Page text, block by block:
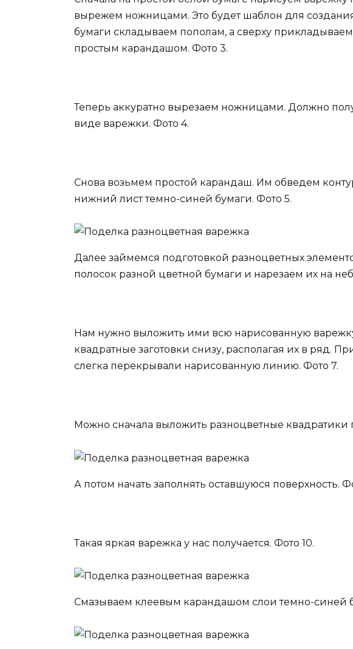
вырежем ножницами. Это будет шаблон для
бумаги складываем пополам, а сверху
простым карандашом. Фото 3.
Теперь аккуратно вырезаем ножницами. Должно
виде варежки. Фото 4.
Снова возьмем простой карандаш. Им обведем
нижний лист темно-синей бумаги. Фото 5.
Далее займемся подготовкой разноцветных
полосок разной цветной бумаги и нарезаем их на
Нам нужно выложить ими всю нарисованную
квадратные заготовки снизу, располагая их в ряд.
слегка перекрывали нарисованную линию. Фото 7.
Можно сначала выложить разноцветные квадратики
А потом начать заполнять оставшуюся поверхность.
Такая яркая варежка у нас получается. Фото 10.
Смазываем клеевым карандашом слои темно-синей